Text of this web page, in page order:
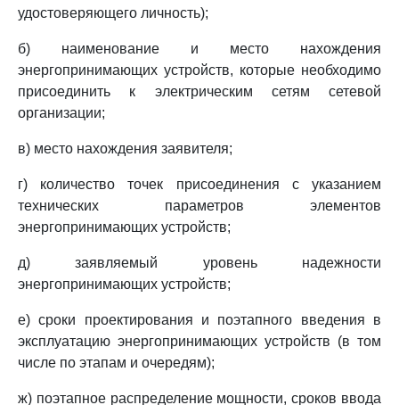
удостоверяющего личность);
б) наименование и место нахождения
энергопринимающих устройств, которые необходимо
присоединить к электрическим сетям сетевой
организации;
в) место нахождения заявителя;
г) количество точек присоединения с указанием
технических параметров элементов
энергопринимающих устройств;
д) заявляемый уровень надежности
энергопринимающих устройств;
е) сроки проектирования и поэтапного введения в
эксплуатацию энергопринимающих устройств (в том
числе по этапам и очередям);
ж) поэтапное распределение мощности, сроков ввода